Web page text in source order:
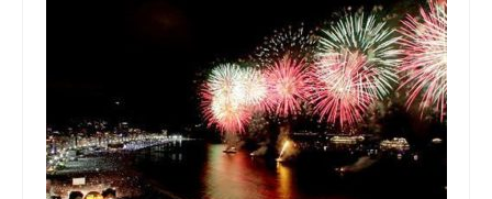
Contato